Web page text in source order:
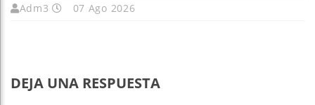
Adm3 07 Ago 2026
DEJA UNA RESPUESTA